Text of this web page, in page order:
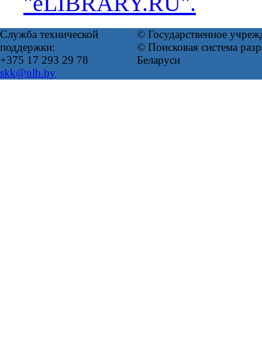
Служба технической
поддержки:
+375 17 293 29 78
skk@nlb.by
© Государственное
© Поисковая система
Беларуси